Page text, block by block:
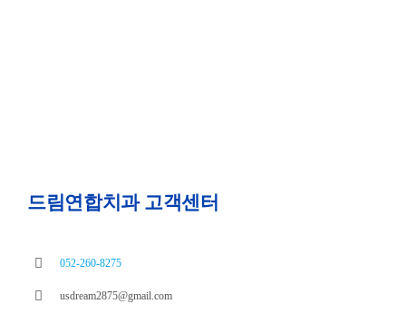
드림연합치과 고객센터
052-260-8275
usdream2875@gmail.com